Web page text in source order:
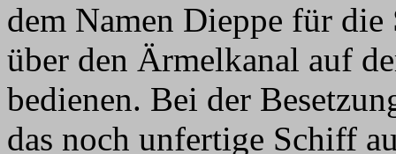
dem Namen Dieppe für die
über den Ärmelkanal auf
bedienen. Bei der
das noch unfertige Schiff